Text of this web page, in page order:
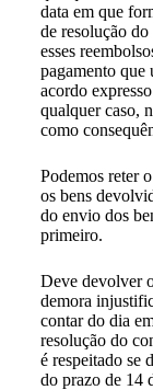
data em que
de resolução
esses
pagamento que
acordo
qualquer caso,
como
Podemos reter
os bens
do envio dos
primeiro.
Deve devolver
demora
contar do dia
resolução do
é respeitado se
do prazo de 14